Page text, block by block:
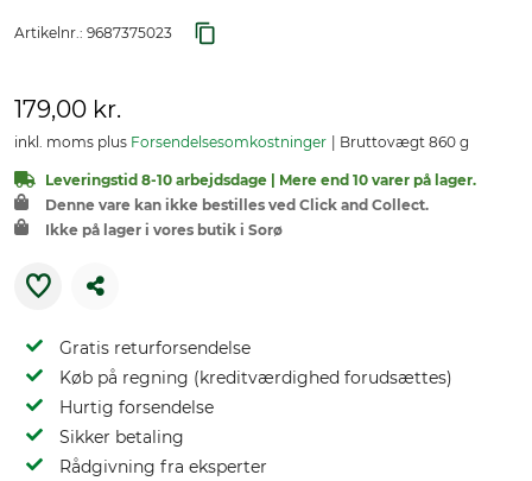
Artikelnr.: 9687375023
179,00 kr.
inkl. moms plus Forsendelsesomkostninger Bruttovægt 860 g
Leveringstid 8-10 arbejdsdage | Mere end 10 varer på lager.
Denne vare kan ikke bestilles ved Click and Collect.
Ikke på lager i vores butik i Sorø
Gratis returforsendelse
Køb på regning (kreditværdighed forudsættes)
Hurtig forsendelse
Sikker betaling
Rådgivning fra eksperter